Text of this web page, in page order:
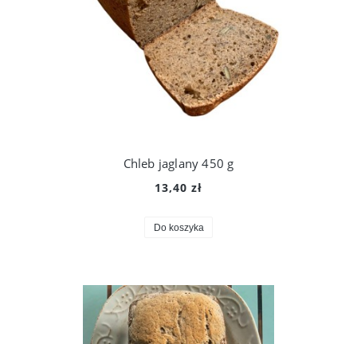
Chleb jaglany 450 g
13,40 zł
Do koszyka